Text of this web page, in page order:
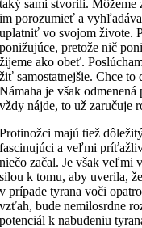
taký sami stvorili.
im porozumieť a
uplatniť vo svojom živote.
ponižujúce, pretože nič
žijeme ako obeť.
žiť samostatnejšie. Chce
Námaha je však
vždy nájde, to už zaručuje
Protinožci majú tiež
fascinujúci a veľmi
niečo začal. Je však veľmi
silou k tomu, aby uverila,
v prípade tyrana voči
vzťah, bude nemilosrdne
potenciál k nabudeniu